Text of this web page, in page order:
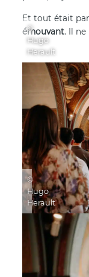
Et tout était
émouvant. Il
©
Hugo
Herault
©
Hugo
Herault